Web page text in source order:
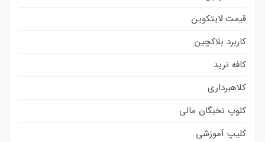
قیمت لایتکوین
کاربرد بلاکچین
کافه ترید
کلاهبرداری
کلوپ نخبگان مالی
کلیپ آموزشی